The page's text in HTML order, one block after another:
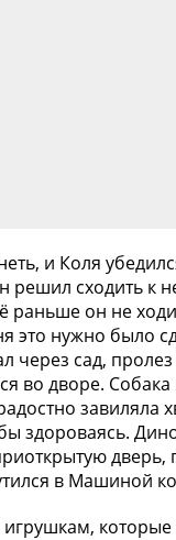
и Коля
решил сходить к
раньше он не
это нужно было
через сад,
во дворе. Собака
завиляла
здороваясь.
дверь,
в Машиной